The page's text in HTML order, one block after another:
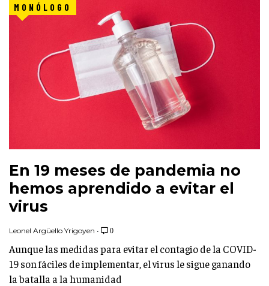
MONÓLOGO
En 19 meses de pandemia no
hemos aprendido a evitar el
virus
Leonel Argüello Yrigoyen • 0
Aunque las medidas para evitar el contagio de la COVID-
19 son fáciles de implementar, el virus le sigue ganando
la batalla a la humanidad